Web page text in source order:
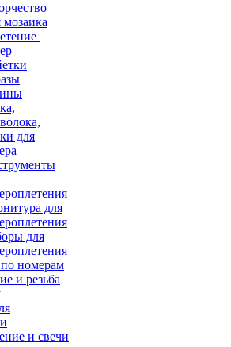
для
для
для
номерам
и резьба
и свечи